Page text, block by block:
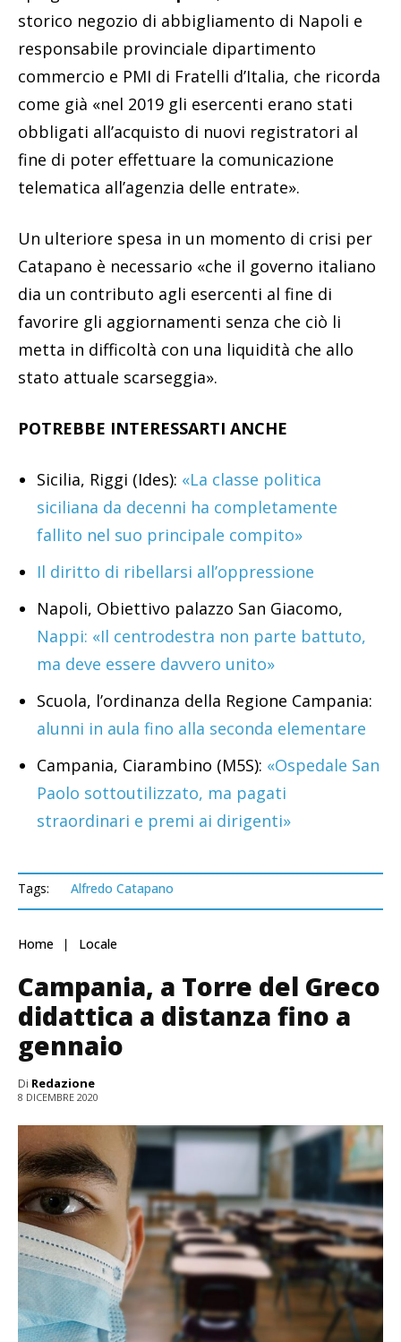
storico negozio di abbigliamento di Napoli e
responsabile provinciale dipartimento
commercio e PMI di Fratelli d’Italia, che ricorda
come già «nel 2019 gli esercenti erano stati
obbligati all’acquisto di nuovi registratori al
fine di poter effettuare la comunicazione
telematica all’agenzia delle entrate».
Un ulteriore spesa in un momento di crisi per
Catapano è necessario «che il governo italiano
dia un contributo agli esercenti al fine di
favorire gli aggiornamenti senza che ciò li
metta in difficoltà con una liquidità che allo
stato attuale scarseggia».
POTREBBE INTERESSARTI ANCHE
Sicilia, Riggi (Ides): «La classe politica
siciliana da decenni ha completamente
fallito nel suo principale compito»
Il diritto di ribellarsi all’oppressione
Napoli, Obiettivo palazzo San Giacomo,
Nappi: «Il centrodestra non parte battuto,
ma deve essere davvero unito»
Scuola, l’ordinanza della Regione Campania:
alunni in aula fino alla seconda elementare
Campania, Ciarambino (M5S): «Ospedale San
Paolo sottoutilizzato, ma pagati
straordinari e premi ai dirigenti»
Tags: Alfredo Catapano
Home Locale
Campania, a Torre del Greco
didattica a distanza fino a
gennaio
Di Redazione
8 DICEMBRE 2020